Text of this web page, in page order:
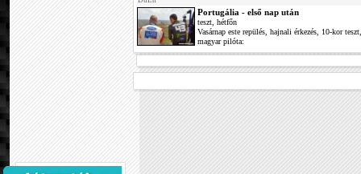
Portugália - első nap után
teszt, hétfőn
Vasárnap este repülés, hajnali érkezés, 10-kor
magyar pilóta: